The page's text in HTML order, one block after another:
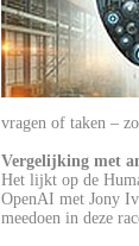
vragen of taken –
Vergelijking met
Het lijkt op de
OpenAI met Jony
meedoen in deze